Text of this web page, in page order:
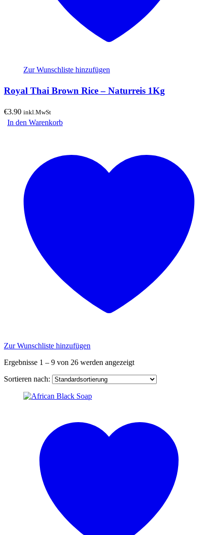
Zur Wunschliste hinzufügen
Royal Thai Brown Rice – Naturreis 1Kg
€3.90 inkl.MwSt
In den Warenkorb
Zur Wunschliste hinzufügen
Ergebnisse 1 – 9 von 26 werden angezeigt
Sortieren nach: